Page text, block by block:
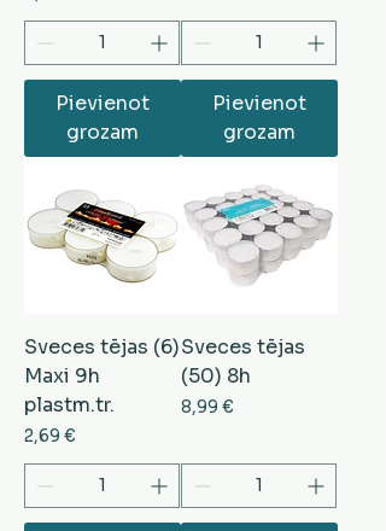
Pievienot
grozam
Pievienot
grozam
Sveces tējas (6)
Maxi 9h
plastm.tr.
Cena
2,69 €
Sveces tējas
(50) 8h
Cena
8,99 €